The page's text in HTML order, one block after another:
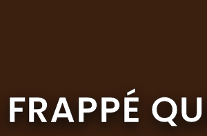
FRAPPÉ